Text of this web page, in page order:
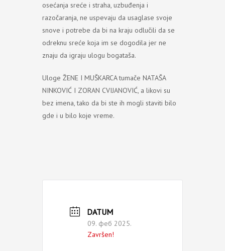
osećanja sreće i straha, uzbuđenja i
razočaranja, ne uspevaju da usaglase svoje
snove i potrebe da bi na kraju odlučili da se
odreknu sreće koja im se dogodila jer ne
znaju da igraju ulogu bogataša.
Uloge ŽENE I MUŠKARCA tumače NATAŠA
NINKOVIĆ I ZORAN CVIJANOVIĆ, a likovi su
bez imena, tako da bi ste ih mogli staviti bilo
gde i u bilo koje vreme.
DATUM
09. феб 2025.
Završen!